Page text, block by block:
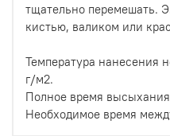
тщательно перемешать.
кистью, валиком или
Температура нанесения
г/м2.
Полное время
Необходимое время